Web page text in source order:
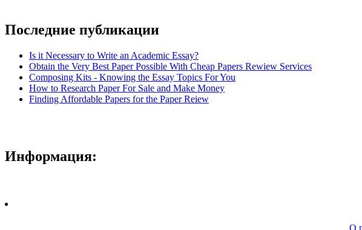
Последние публикации
Is it Necessary to Write an Academic Essay?
Obtain the Very Best Paper Possible With Cheap Papers Rewiew Services
Composing Kits - Knowing the Essay Topics For You
How to Research Paper For Sale and Make Money
Finding Affordable Papers for the Paper Reiew
Информация: